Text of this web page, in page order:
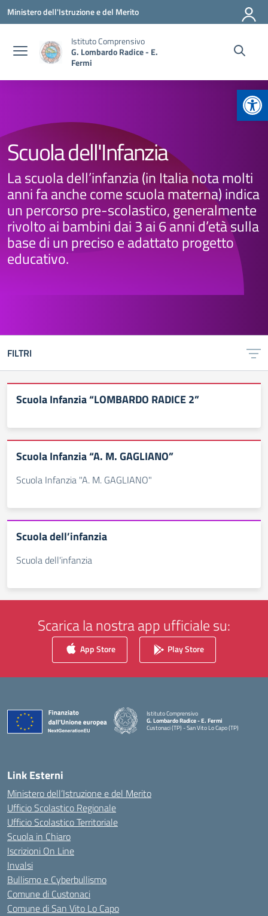
Vai ai contenuti
Vai al menu di navigazione
Vai al footer
Ministero dell'Istruzione e del Merito
Istituto Comprensivo
G. Lombardo Radice - E.
Fermi
Scuola dell'Infanzia
La scuola dell’infanzia (in Italia nota molti
anni fa anche come scuola materna) indica
un percorso pre-scolastico, generalmente
rivolto ai bambini dai 3 ai 6 anni d’età sulla
base di un preciso e adattato progetto
educativo.
FILTRI
Scuola Infanzia “LOMBARDO RADICE 2”
Scuola Infanzia “A. M. GAGLIANO”
Scuola Infanzia "A. M. GAGLIANO"
Scuola dell’infanzia
Scuola dell'infanzia
Scarica la nostra app ufficiale su:
App Store Play Store
Istituto Comprensivo
G. Lombardo Radice - E. Fermi
Custonaci (TP) - San Vito Lo Capo (TP)
— Visita la pagina iniziale della scuola
Link Esterni
Ministero dell’Istruzione e del Merito
Ufficio Scolastico Regionale
Ufficio Scolastico Territoriale
Scuola in Chiaro
Iscrizioni On Line
Invalsi
Bullismo e Cyberbullismo
Comune di Custonaci
Comune di San Vito Lo Capo